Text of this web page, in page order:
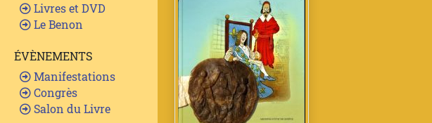
Livres et DVD
Le Benon
ÉVÈNEMENTS
Manifestations
Congrès
Salon du Livre